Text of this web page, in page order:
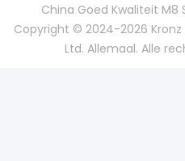
China Goed Kwaliteit M8
Copyright © 2024-2026
Ltd. Allemaal. Alle